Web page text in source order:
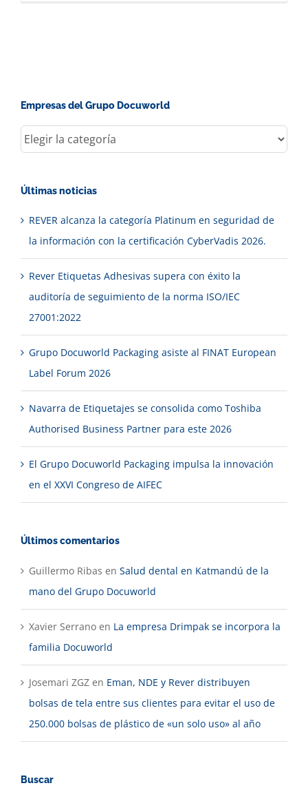
Empresas del Grupo Docuworld
Empresas
del
Docuworld
Últimas noticias
REVER alcanza la categoría Platinum en seguridad de
la información con la certificación CyberVadis 2026.
Rever Etiquetas Adhesivas supera con éxito la
auditoría de seguimiento de la norma ISO/IEC
27001:2022
Grupo Docuworld Packaging asiste al FINAT European
Label Forum 2026
Navarra de Etiquetajes se consolida como Toshiba
Authorised Business Partner para este 2026
El Grupo Docuworld Packaging impulsa la innovación
en el XXVI Congreso de AIFEC
Últimos comentarios
Guillermo Ribas en Salud dental en Katmandú de la
mano del Grupo Docuworld
Xavier Serrano en La empresa Drimpak se incorpora la
familia Docuworld
Josemari ZGZ en Eman, NDE y Rever distribuyen
bolsas de tela entre sus clientes para evitar el uso de
250.000 bolsas de plástico de «un solo uso» al año
Buscar